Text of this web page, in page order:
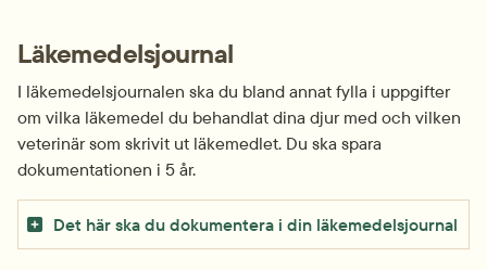
Läkemedelsjournal
I läkemedelsjournalen ska du bland annat fylla i uppgifter
om vilka läkemedel du behandlat dina djur med och vilken
veterinär som skrivit ut läkemedlet. Du ska spara
dokumenta­tionen i 5 år.
Det här ska du dokumentera i din läkemedelsjournal